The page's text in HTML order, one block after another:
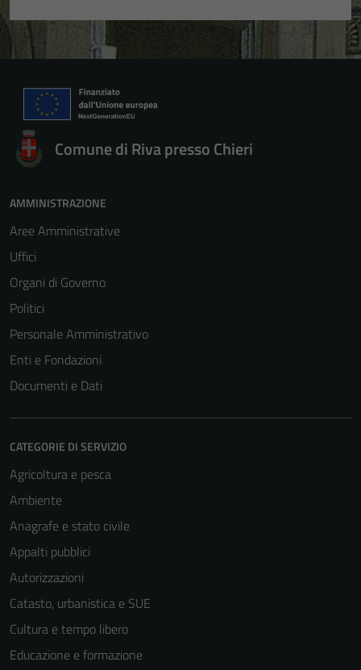
Comune di Riva presso Chieri
AMMINISTRAZIONE
Aree Amministrative
Uffici
Organi di Governo
Politici
Personale Amministrativo
Enti e Fondazioni
Documenti e Dati
CATEGORIE DI SERVIZIO
Agricoltura e pesca
Ambiente
Anagrafe e stato civile
Appalti pubblici
Autorizzazioni
Catasto, urbanistica e SUE
Cultura e tempo libero
Educazione e formazione